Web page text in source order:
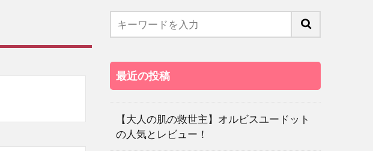
最近の投稿
【大人の肌の救世主】オルビスユードット
の人気とレビュー！